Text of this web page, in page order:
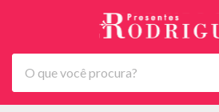
O que você procura?